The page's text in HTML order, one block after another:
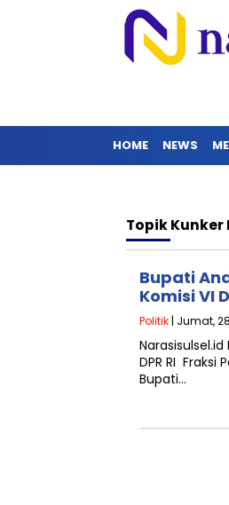
HOME NEWS
TopikKunker
Bupati
Komisi VI
Politik | Jumat,
DPR RI Fraksi
Bupati…